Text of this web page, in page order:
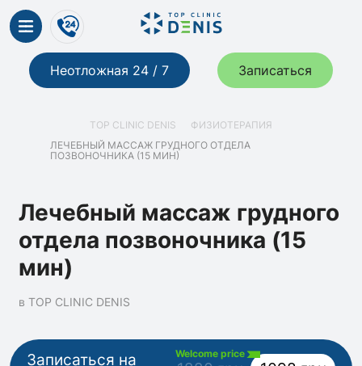
Неотложная 24 / 7 Записаться
TOP CLINIC DENIS
ФИЗИОТЕРАПИЯ
ЛЕЧЕБНЫЙ МАССАЖ ГРУДНОГО ОТДЕЛА
ПОЗВОНОЧНИКА (15 МИН)
Лечебный массаж грудного
отдела позвоночника (15
мин)
в TOP CLINIC DENIS
Записаться на
Welcome price